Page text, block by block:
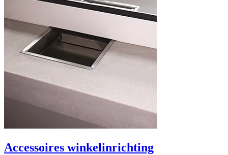
Accessoires winkelinrichting